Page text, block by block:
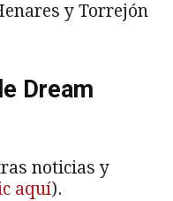
y Torrejón
Dream
noticias y
aquí).